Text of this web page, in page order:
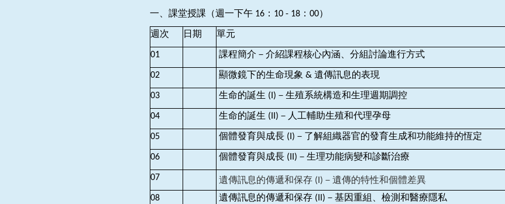
一、課堂授課（週一下午 16：10 - 18：00）
週次 日期 單元
01 課程簡介－介紹課程核心內涵、分組討論進行方式
02 顯微鏡下的生命現象 & 遺傳訊息的表現
03 生命的誕生 (I)－生殖系統構造和生理週期調控
04 生命的誕生 (II)－人工輔助生殖和代理孕母
05 個體發育與成長 (I)－了解組織器官的發育生成和功能維持的恆定
06 個體發育與成長 (II)－生理功能病變和診斷治療
07
遺傳訊息的傳遞和保存 (I)－遺傳的特性和個體差異
08
遺傳訊息的傳遞和保存 (II)－基因重組 、 檢測和醫療隱私